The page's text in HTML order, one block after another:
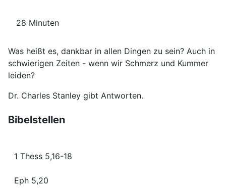
28 Minuten
Was heißt es, dankbar in allen Dingen zu sein? Auch in
schwierigen Zeiten - wenn wir Schmerz und Kummer
leiden?
Dr. Charles Stanley gibt Antworten.
Bibelstellen
1 Thess 5,16-18
Eph 5,20